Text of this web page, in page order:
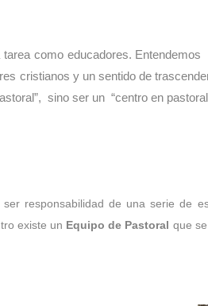
como educadores. Entendemos
cristianos y un sentido de
sino ser un “centro en
responsabilidad de una serie de
existe un Equipo de Pastoral que